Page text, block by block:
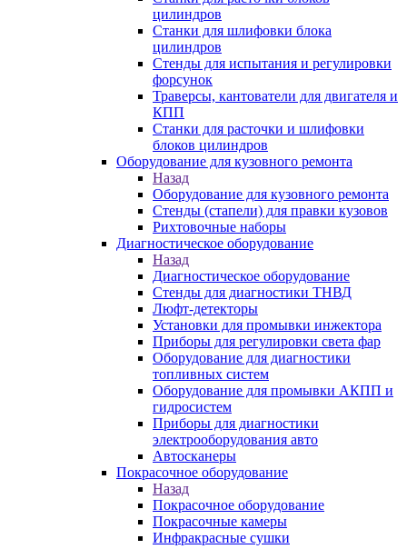
цилиндров
Станки для шлифовки блока
цилиндров
Стенды для испытания и регулировки
форсунок
Траверсы, кантователи для двигателя и
КПП
Станки для расточки и шлифовки
блоков цилиндров
Оборудование для кузовного ремонта
Назад
Оборудование для кузовного ремонта
Стенды (стапели) для правки кузовов
Рихтовочные наборы
Диагностическое оборудование
Назад
Диагностическое оборудование
Стенды для диагностики ТНВД
Люфт-детекторы
Установки для промывки инжектора
Приборы для регулировки света фар
Оборудование для диагностики
топливных систем
Оборудование для промывки АКПП и
гидросистем
Приборы для диагностики
электрооборудования авто
Автосканеры
Покрасочное оборудование
Назад
Покрасочное оборудование
Покрасочные камеры
Инфракрасные сушки